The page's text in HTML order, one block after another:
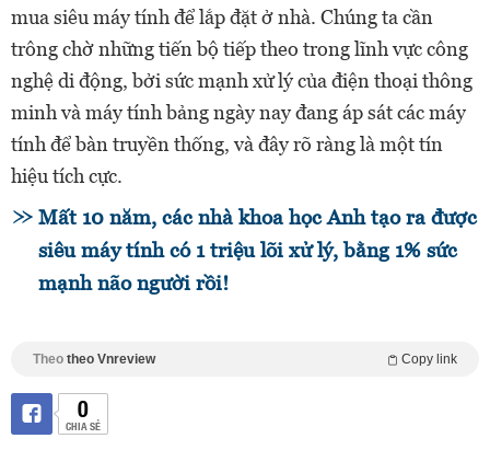
mua siêu máy tính để lắp đặt ở nhà. Chúng ta cần
trông chờ những tiến bộ tiếp theo trong lĩnh vực công
nghệ di động, bởi sức mạnh xử lý của điện thoại thông
minh và máy tính bảng ngày nay đang áp sát các máy
tính để bàn truyền thống, và đây rõ ràng là một tín
hiệu tích cực.
Mất 10 năm, các nhà khoa học Anh tạo ra được
siêu máy tính có 1 triệu lõi xử lý, bằng 1% sức
mạnh não người rồi!
Theo theo Vnreview Copy link
0
CHIA SẺ